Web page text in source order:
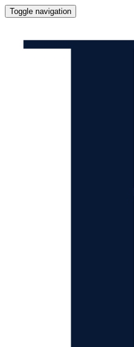
Toggle navigation